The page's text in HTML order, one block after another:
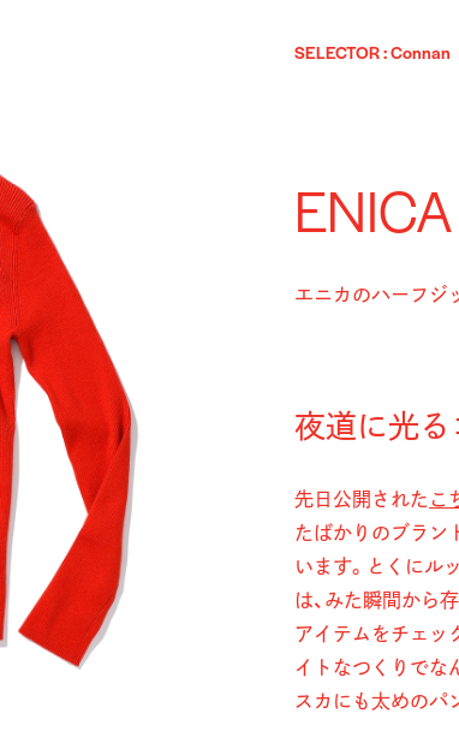
SELECTOR : Connan
ENICA
エニカのハーフジ
夜道に光る
先日公開された こ
たばかりのブラン
います。とくにル
は、みた瞬間から
アイテムをチェッ
イトなつくりでな
スカにも太めのパ